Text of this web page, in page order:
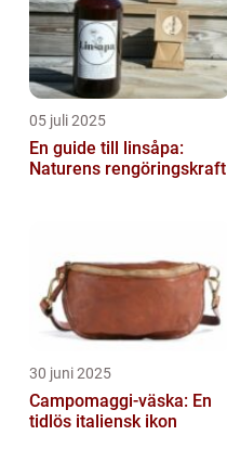
05 juli 2025
En guide till linsåpa:
Naturens rengöringskraft
30 juni 2025
Campomaggi-väska: En
tidlös italiensk ikon